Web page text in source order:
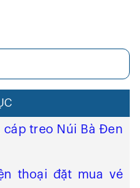
treo Núi Bà Đen
thoại đặt mua vé